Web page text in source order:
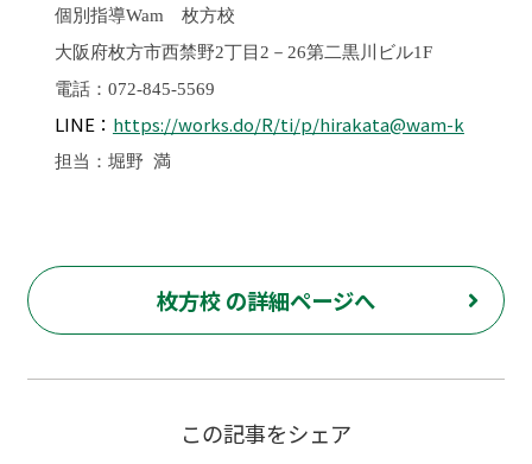
個別指導Wam 枚方校
大阪府枚方市西禁野2丁目2－26第二黒川ビル1F
電話：072-845-5569
LINE： https://works.do/R/ti/p/hirakata@wam-k
担当：堀野 満
枚方校 の詳細ページへ
この記事をシェア